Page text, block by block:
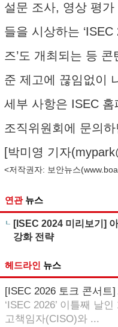
설문 조사, 영상 평
들을 시상하는
즈’도 개최되는 등
준 제고에 끊임없이
세부 사항은 ISEC
조직위원회에 문의
[박미영 기자(
<저작권자: 보안뉴스(
연관 뉴스
[ISEC 2024 미리보기]
강화 전략
헤드라인 뉴스
[ISEC 2026 토크 콘서트
‘ISEC 2026’ 이틀째 날
고책임자(CISO)와 ...